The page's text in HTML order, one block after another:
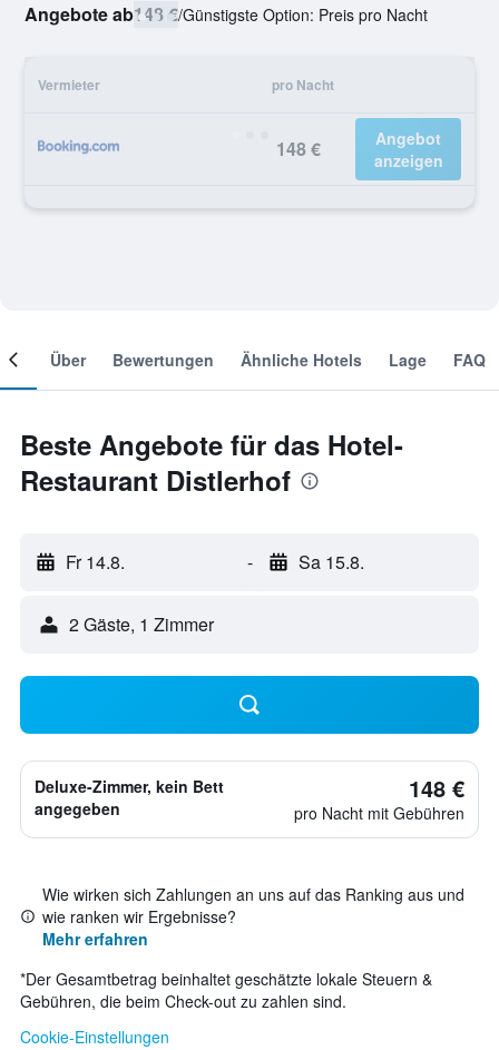
Angebote ab148 €/Günstigste Option: Preis pro Nacht
Vermieter pro Nacht
148 €
Angebot
anzeigen
Über Bewertungen Ähnliche Hotels Lage FAQ
Beste Angebote für das Hotel-
Restaurant Distlerhof
Fr 14.8. - Sa 15.8.
2 Gäste, 1 Zimmer
Deluxe-Zimmer, kein Bett
angegeben
148 €
pro Nacht mit Gebühren
Wie wirken sich Zahlungen an uns auf das Ranking aus und
wie ranken wir Ergebnisse?
Mehr erfahren
*Der Gesamtbetrag beinhaltet geschätzte lokale Steuern &
Gebühren, die beim Check-out zu zahlen sind.
Cookie-Einstellungen